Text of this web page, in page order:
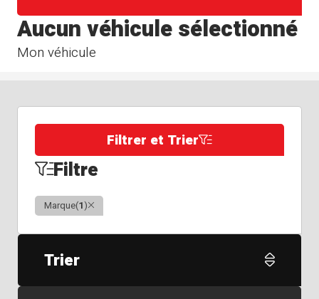
Mon véhicule
Aucun véhicule sélectionné
Filtrer et Trier
Filtre
Marque(1)Clair
Trier